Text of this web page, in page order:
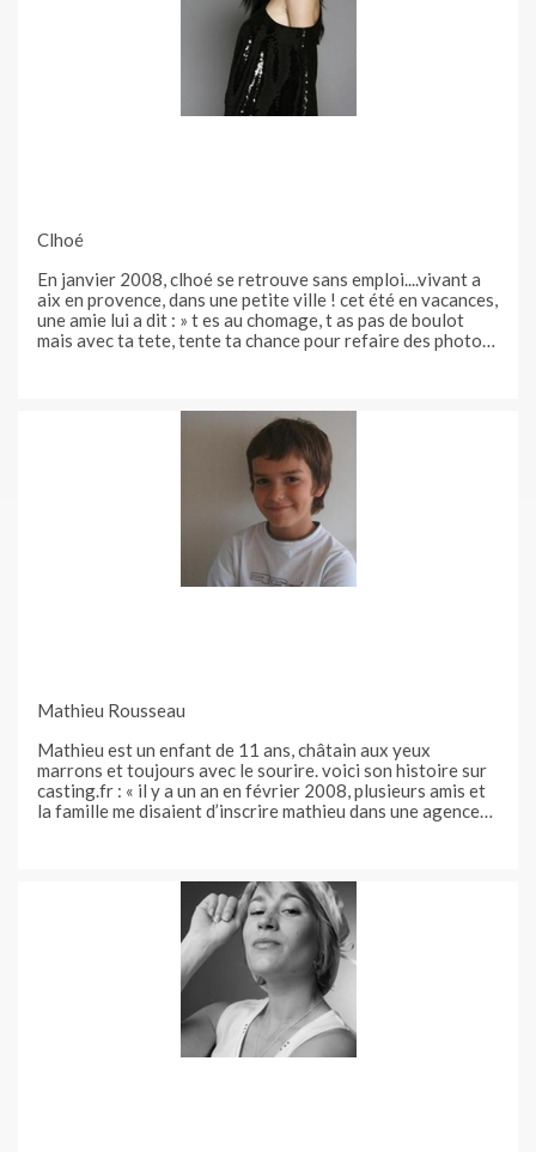
Clhoé
En janvier 2008, clhoé se retrouve sans emploi....vivant a
aix en provence, dans une petite ville ! cet été en vacances,
une amie lui a dit : » t es au chomage, t as pas de boulot
mais avec ta tete, tente ta chance pour refaire des photos
Mathieu Rousseau
Mathieu est un enfant de 11 ans, châtain aux yeux
marrons et toujours avec le sourire. voici son histoire sur
casting.fr : « il y a un an en février 2008, plusieurs amis et
la famille me disaient d’inscrire mathieu dans une agence